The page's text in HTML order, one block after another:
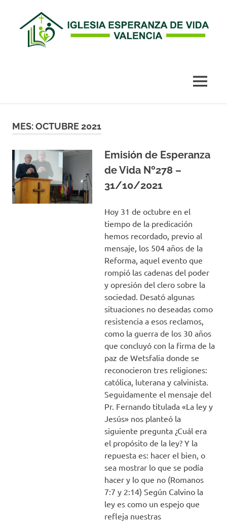
MENÚ
MES:OCTUBRE 2021
Emisión de Esperanza
de Vida Nº278 –
31/10/2021
Hoy 31 de octubre en el
tiempo de la predicación
hemos recordado, previo al
mensaje, los 504 años de la
Reforma, aquel evento que
rompió las cadenas del poder
y opresión del clero sobre la
sociedad. Desató algunas
situaciones no deseadas como
resistencia a esos reclamos,
como la guerra de los 30 años
que concluyó con la firma de la
paz de Wetsfalia donde se
reconocieron tres religiones:
católica, luterana y calvinista.
Seguidamente el mensaje del
Pr. Fernando titulada «La ley y
Jesús» nos planteó la
siguiente pregunta ¿Cuál era
el propósito de la ley? Y la
repuesta es: hacer el bien, o
sea mostrar lo que se podía
hacer y lo que no (Romanos
7:7 y 2:14) Según Calvino la
ley es como un espejo que
refleja nuestras